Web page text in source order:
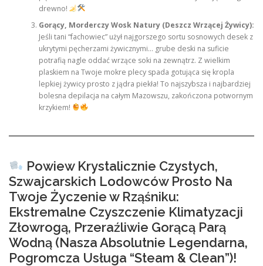
drewno!
Gorący, Morderczy Wosk Natury (Deszcz Wrzącej Żywicy):
Jeśli tani “fachowiec” użył najgorszego sortu sosnowych desek z
ukrytymi pęcherzami żywicznymi… grube deski na suficie
potrafią nagle oddać wrzące soki na zewnątrz. Z wielkim
plaskiem na Twoje mokre plecy spada gotująca się kropla
lepkiej żywicy prosto z jądra piekła! To najszybsza i najbardziej
bolesna depilacja na całym Mazowszu, zakończona potwornym
krzykiem!
Powiew Krystalicznie Czystych,
Szwajcarskich Lodowców Prosto Na
Twoje Życzenie w Rząśniku:
Ekstremalne Czyszczenie Klimatyzacji
Złowrogą, Przeraźliwie Gorącą Parą
Wodną (Nasza Absolutnie Legendarna,
Pogromcza Usługa “Steam & Clean”)!